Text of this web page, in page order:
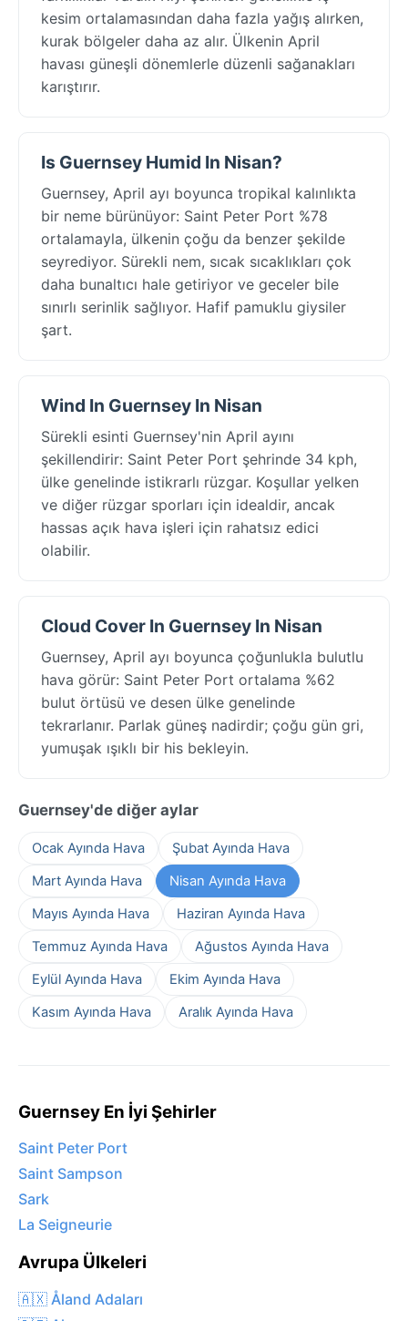
kesim ortalamasından daha fazla yağış alırken,
kurak bölgeler daha az alır. Ülkenin April
havası güneşli dönemlerle düzenli sağanakları
karıştırır.
Is Guernsey Humid In Nisan?
Guernsey, April ayı boyunca tropikal kalınlıkta
bir neme bürünüyor: Saint Peter Port %78
ortalamayla, ülkenin çoğu da benzer şekilde
seyrediyor. Sürekli nem, sıcak sıcaklıkları çok
daha bunaltıcı hale getiriyor ve geceler bile
sınırlı serinlik sağlıyor. Hafif pamuklu giysiler
şart.
Wind In Guernsey In Nisan
Sürekli esinti Guernsey'nin April ayını
şekillendirir: Saint Peter Port şehrinde 34 kph,
ülke genelinde istikrarlı rüzgar. Koşullar yelken
ve diğer rüzgar sporları için idealdir, ancak
hassas açık hava işleri için rahatsız edici
olabilir.
Cloud Cover In Guernsey In Nisan
Guernsey, April ayı boyunca çoğunlukla bulutlu
hava görür: Saint Peter Port ortalama %62
bulut örtüsü ve desen ülke genelinde
tekrarlanır. Parlak güneş nadirdir; çoğu gün gri,
yumuşak ışıklı bir his bekleyin.
Guernsey'de diğer aylar
Ocak Ayında Hava
Şubat Ayında Hava
Mart Ayında Hava
Nisan Ayında Hava
Mayıs Ayında Hava
Haziran Ayında Hava
Temmuz Ayında Hava
Ağustos Ayında Hava
Eylül Ayında Hava
Ekim Ayında Hava
Kasım Ayında Hava
Aralık Ayında Hava
Guernsey En İyi Şehirler
Saint Peter Port
Saint Sampson
Sark
La Seigneurie
Avrupa Ülkeleri
🇦🇽 Åland Adaları